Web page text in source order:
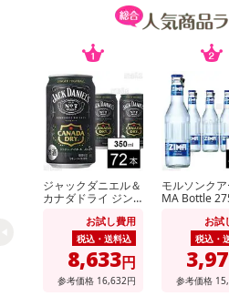
【キャンセルについて】
※お申込み後のキャンセルはお受けで
記載されている内容を必ずご確認い
にご納得いただきましたうえでお申
※パッケージ変更や商品リニューアル
参考の掲載画像や画像内のバーコー
る場合がございます。
また、[新たな加工食品の原料原産地
了により、商品詳細内に記載の原産
合がございます。
あらかじめご了承いただいた上でお
によるお申込み後のキャンセル・返
ジャックダニエル＆
カナダドライ ジン
お試し費用
税込・送料込
8,633円
参考価格 16,632円
モルソンク
MA Bottle
お試
税込・
参考価格